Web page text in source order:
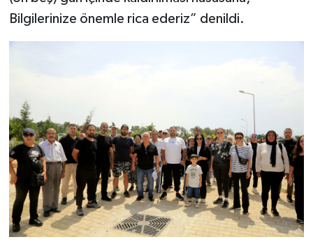
Bilgilerinize önemle rica ederiz” denildi.